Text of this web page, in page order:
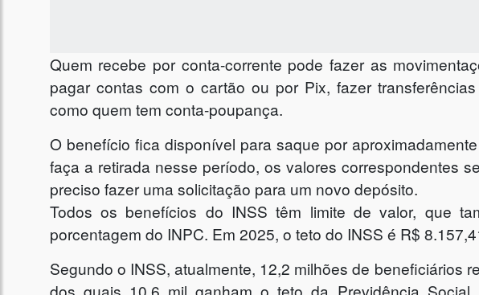
Quem recebe por conta-corrente pode fazer as
pagar contas com o cartão ou por Pix, fazer
como quem tem conta-poupança.
O benefício fica disponível para saque por
faça a retirada nesse período, os valores correspondentes
preciso fazer uma solicitação para um novo depósito.
Todos os benefícios do INSS têm limite de valor, que
porcentagem do INPC. Em 2025, o teto do INSS é R$
Segundo o INSS, atualmente, 12,2 milhões de beneficiários
dos quais 10,6 mil ganham o teto da Previdência